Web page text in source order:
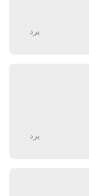
يرد
يرد